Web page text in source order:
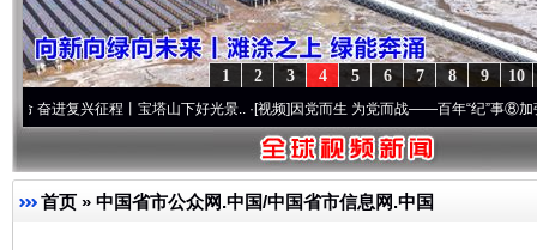
10
9
8
7
6
5
4
3
2
1
征程丨宝塔山下好光景..·[视频]因党而生 为党而战——百年“纪”事⑧加强纪律..·[视
首页 » 中国省市公众网.中国/中国省市信息网.中国